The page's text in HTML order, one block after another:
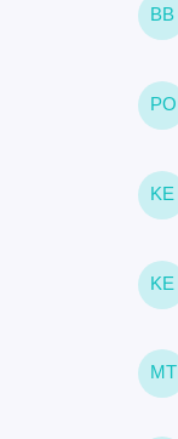
BB
PO
KE
KE
MT